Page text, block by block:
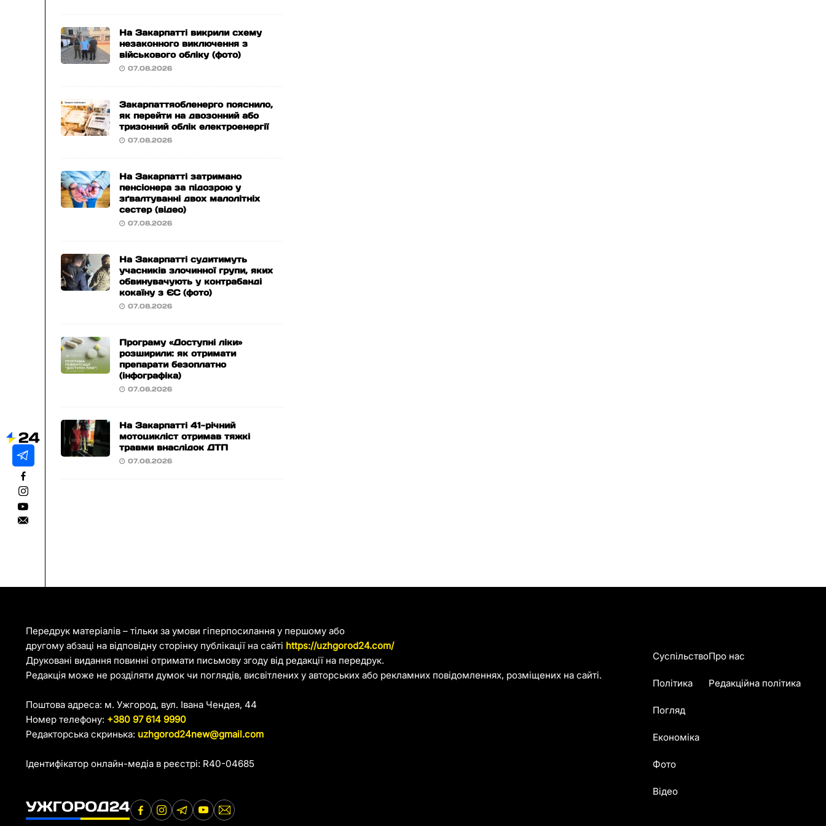
На Закарпатті викрили схему
незаконного виключення з
військового обліку (фото)
07.08.2026
Закарпаттяобленерго пояснило,
як перейти на двозонний або
тризонний облік електроенергії
07.08.2026
На Закарпатті затримано
пенсіонера за підозрою у
зґвалтуванні двох малолітніх
сестер (відео)
07.08.2026
На Закарпатті судитимуть
учасників злочинної групи, яких
обвинувачують у контрабанді
кокаїну з ЄС (фото)
07.08.2026
Програму «Доступні ліки»
розширили: як отримати
препарати безоплатно
(інфографіка)
07.08.2026
На Закарпатті 41-річний
мотоцикліст отримав тяжкі
травми внаслідок ДТП
07.08.2026
Передрук матеріалів – тільки за умови гіперпосилання у першому або
другому абзаці на відповідну сторінку публікації на сайті https://uzhgorod24.com/
Друковані видання повинні отримати письмову згоду від редакції на передрук.
Редакція може не розділяти думок чи поглядів, висвітлених у авторських або рекламних повідомленнях, розміщених на сайті.
Поштова адреса: м. Ужгород, вул. Івана Чендея, 44
Номер телефону: +380 97 614 9990
Редакторська скринька: uzhgorod24new@gmail.com
Ідентифікатор онлайн-медіа в реєстрі: R40-04685
Суспільство
Політика
Погляд
Економіка
Фото
Відео
Про нас
Редакційна політика